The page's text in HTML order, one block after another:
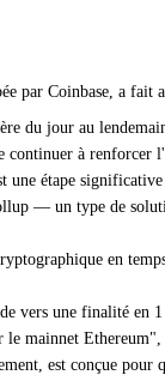
par Coinbase, a
du jour au
continuer à
une étape
— un type de
en
vers une finalité en
mainnet Ethereum",
est conçue